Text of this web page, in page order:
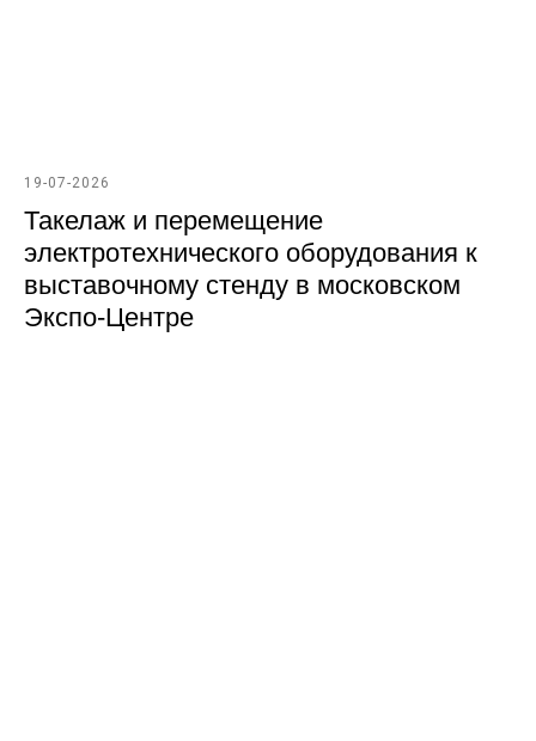
19-07-2026
Такелаж и перемещение
электротехнического оборудования к
выставочному стенду в московском
Экспо-Центре